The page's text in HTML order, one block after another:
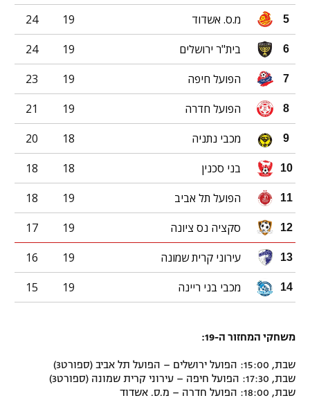
5 מ.ס. אשדוד 19
24
6 בית"ר ירושלים 19
24
7 הפועל חיפה 19
23
8 הפועל חדרה 19
21
9 מכבי נתניה 18
20
10 בני סכנין 18
18
11 הפועל תל אביב 19
18
12 סקציה נס ציונה 19
17
13 עירוני קרית שמונה 19
16
14 מכבי בני ריינה 19
15
משחקי המחזור ה-19:
שבת, 15:00: הפועל ירושלים – הפועל תל אביב (ספורט3)
שבת, 17:30: הפועל חיפה – עירוני קרית שמונה (ספורט3)
שבת, 18:00: הפועל חדרה – מ.ס. אשדוד